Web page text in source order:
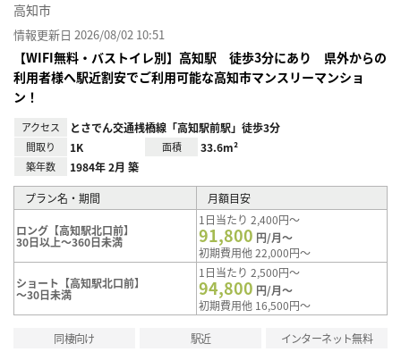
高知市
情報更新日 2026/08/02 10:51
【WIFI無料・バストイレ別】高知駅 徒歩3分にあり 県外からの
利用者様へ駅近割安でご利用可能な高知市マンスリーマンショ
ン！
アクセス とさでん交通桟橋線「高知駅前駅」徒歩3分
間取り 1K 面積 33.6m²
築年数 1984年 2月 築
プラン名・期間 月額目安
ロング【高知駅北口前】
30日以上～360日未満
1日当たり 2,400円～
91,800 円/月～
初期費用他 22,000円～
ショート【高知駅北口前】
～30日未満
1日当たり 2,500円～
94,800 円/月～
初期費用他 16,500円～
同棲向け 駅近
インターネット無料